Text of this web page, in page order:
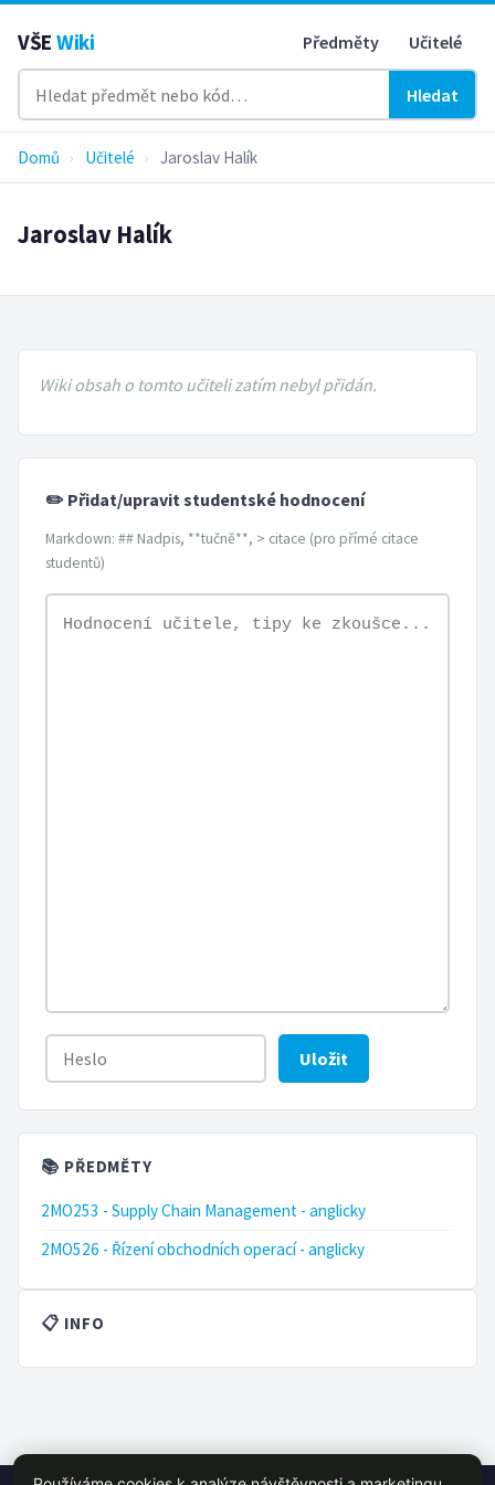
VŠE Wiki Předměty Učitelé
Hledat
Domů › Učitelé › Jaroslav Halík
Jaroslav Halík
Wiki obsah o tomto učiteli zatím nebyl přidán.
✏️ Přidat/upravit studentské hodnocení
Markdown: ## Nadpis, **tučně**, > citace (pro přímé citace
studentů)
Uložit
📚 PŘEDMĚTY
2MO253 - Supply Chain Management - anglicky
2MO526 - Řízení obchodních operací - anglicky
📋 INFO